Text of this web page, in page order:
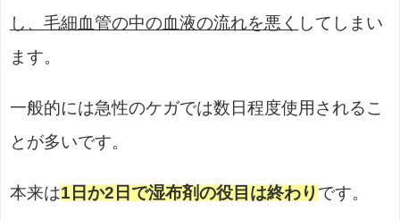
し、毛細血管の中の血液の流れを悪く してしまい
ます。
一般的には急性のケガでは数日程度使用されるこ
とが多いです。
本来は1日か2日で湿布剤の役目は終わり です。